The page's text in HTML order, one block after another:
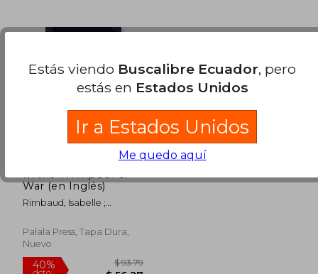
$ 56.00
40%
dcto.
War (en Inglés)
Rimbaud, Isabelle ;
Palala Press, Tapa Dura,
Nuevo
Estás viendo Buscalibre Ecuador, pero
estás en Estados Unidos
Ir a Estados Unidos
Me quedo aquí